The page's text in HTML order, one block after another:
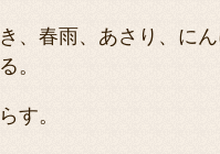
、春雨、あさり、に
。
す。